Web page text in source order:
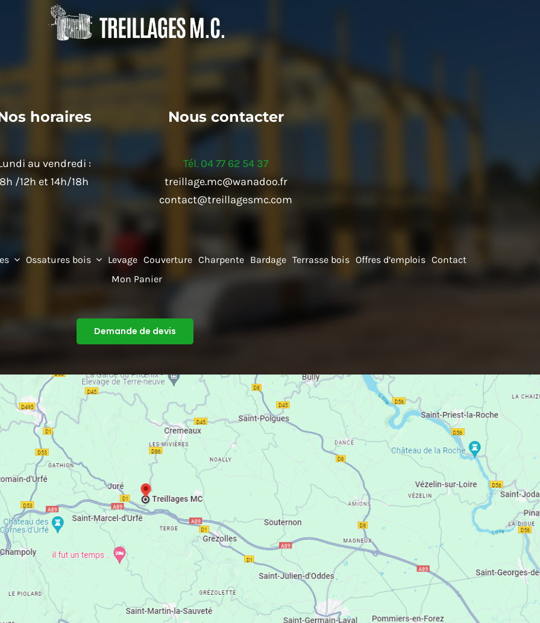
horaires
au vendredi :
8h /12h et 14h/18h
Nous contacter
Tél. 04 77 62 54 37
treillage.mc@wanadoo.fr
contact@treillagesmc.com
Ossatures bois Levage Couverture Charpente Bardage Terrasse bois Offres d’emplois Contact
Mon Panier
Demande de devis